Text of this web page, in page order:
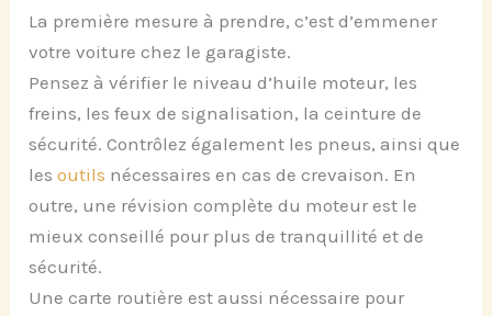
La première mesure à prendre, c’est d’emmener
votre voiture chez le garagiste.
Pensez à vérifier le niveau d’huile moteur, les
freins, les feux de signalisation, la ceinture de
sécurité. Contrôlez également les pneus, ainsi que
lesoutils nécessaires en cas de crevaison. En
outre, une révision complète du moteur est le
mieux conseillé pour plus de tranquillité et de
sécurité.
Une carte routière est aussi nécessaire pour